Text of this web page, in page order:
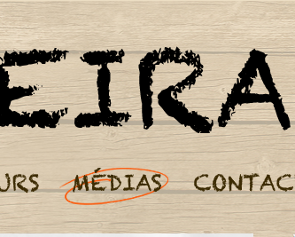
Paris - Nos Médias